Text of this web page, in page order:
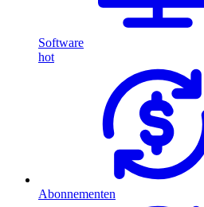
Software
hot
Abonnementen